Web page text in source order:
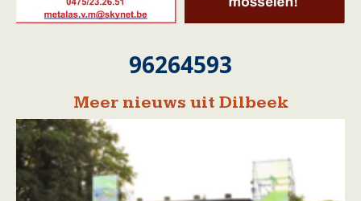
96264593
Meer nieuws uit Dilbeek